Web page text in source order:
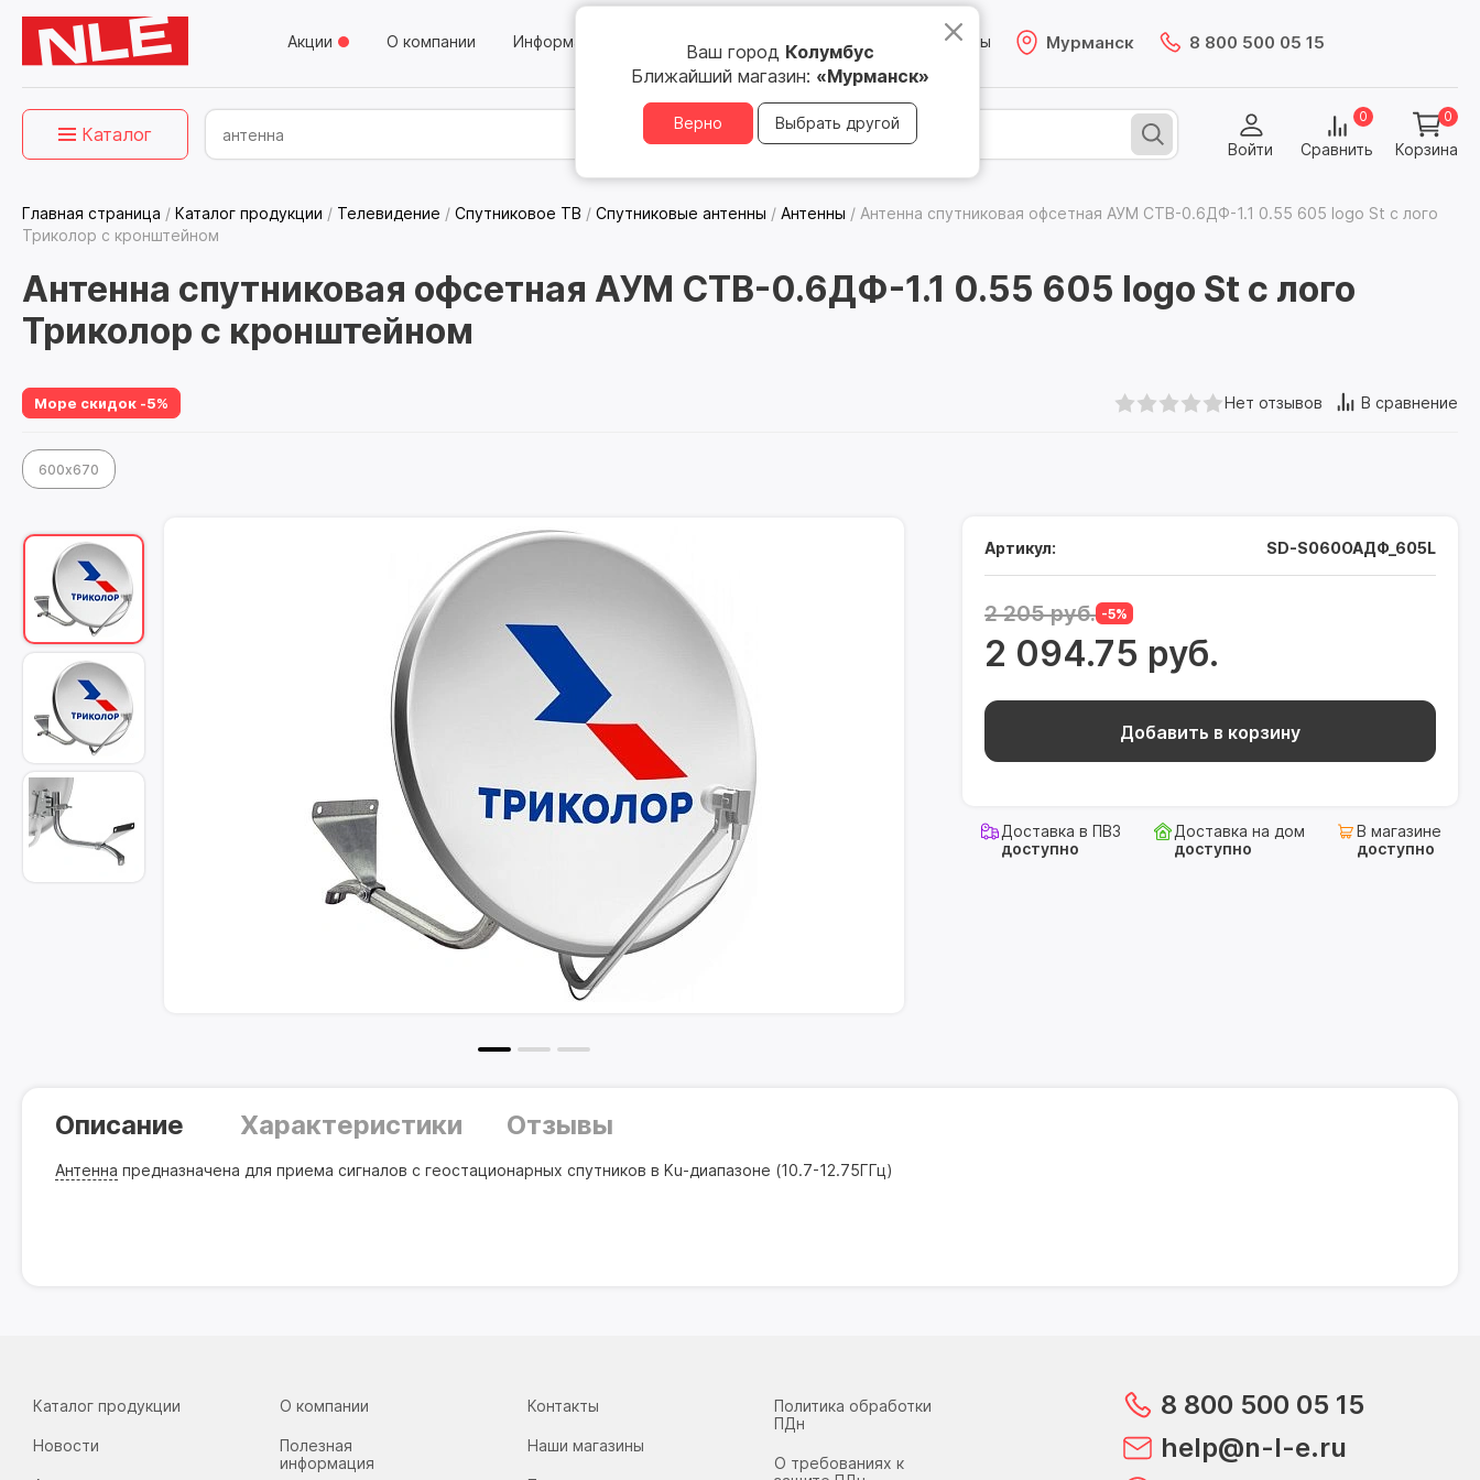
Акции О компании Информация Юридическим лицам Магазины Мурманск
Ваш город Колумбус
Ближайший магазин: «Мурманск»
Верно Выбрать другой
8 800 500 05 15
Каталог
Войти Сравнить
0
Корзина
0
Главная страница / Каталог продукции / Телевидение / Спутниковое ТВ / Спутниковые антенны / Антенны / Антенна спутниковая офсетная АУМ CTB-0.6ДФ-1.1 0.55 605 logo St с лого
Триколор с кронштейном
Антенна спутниковая офсетная АУМ CTB-0.6ДФ-1.1 0.55 605 logo St с лого
Триколор с кронштейном
Море скидок -5% Нет отзывов В сравнение
600х670
Артикул: SD-S060OAДФ_605L
2 205 руб. -5%
2 094.75 руб.
Добавить в корзину
Доставка в ПВЗ
доступно
Доставка на дом
доступно
В магазине
доступно
Описание
Антенна предназначена для приема сигналов с геостационарных спутников в Ku-диапазоне (10.7-12.75ГГц)
Характеристики Отзывы
Каталог продукции
Новости
О компании
Полезная
информация
Контакты
Наши магазины
Политика обработки
ПДн
О требованиях к
8 800 500 05 15
help@n-l-e.ru